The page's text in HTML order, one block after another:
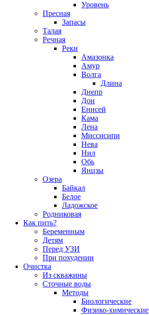
Уровень
Пресная
Запасы
Талая
Речная
Реки
Амазонка
Амур
Волга
Длина
Днепр
Дон
Енисей
Кама
Лена
Миссисипи
Нева
Нил
Обь
Янцзы
Озера
Байкал
Белое
Ладожское
Родниковая
Как пить?
Беременным
Детям
Перед УЗИ
При похудении
Очистка
Из скважины
Сточные воды
Методы
Биологические
Физико-химические